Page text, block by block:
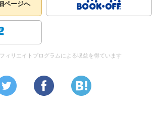
ページへ
ィリエイトプログラムによる収益を得ています